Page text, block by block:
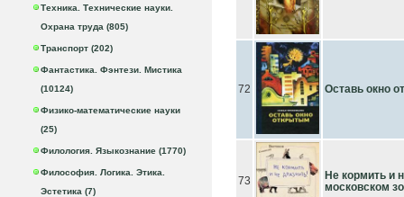
Техника. Технические науки.
Охрана труда (805)
Транспорт (202)
Фантастика. Фэнтези. Мистика
(10124)
Физико-математические науки
(25)
Филология. Языкознание (1770)
Философия. Логика. Этика.
Эстетика (7)
72 Оставь окно
73
Не кормить и
московском